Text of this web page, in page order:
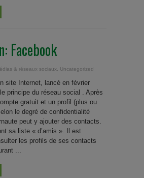
Facebook
& réseaux sociaux Uncategorized
site Internet, lancé en février
principe du réseau social . Après
gratuit et un profil (plus ou
le degré de confidentialité
peut y ajouter des contacts.
sa liste « d’amis ». Il est
les profils de ses contacts
...